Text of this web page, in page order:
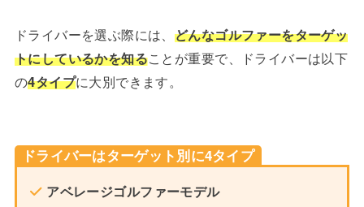
ドライバーを選ぶ際には、 どんなゴルファーをターゲッ
トにしているかを知ることが重要で、ドライバーは以下
の4タイプに大別できます。
ドライバーはターゲット別に4タイプ
アベレージゴルファーモデル